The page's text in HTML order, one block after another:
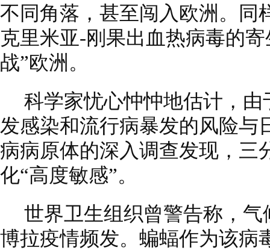
不同角落，甚至闯入欧洲。同
克里米亚-刚果出血热病毒的
战”欧洲。
科学家忧心忡忡地估计，
发感染和流行病暴发的风险与
病病原体的深入调查发现，三
化“高度敏感”。
世界卫生组织曾警告称，
博拉疫情频发。蝙蝠作为该病